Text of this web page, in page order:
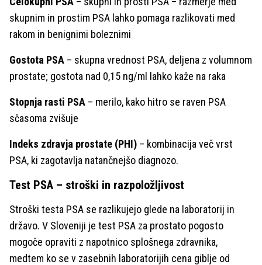
skupnim in prostim PSA lahko pomaga razlikovati med
rakom in benignimi boleznimi
Gostota PSA – skupna vrednost PSA, deljena z volumnom
prostate; gostota nad 0,15 ng/ml lahko kaže na raka
Stopnja rasti PSA – merilo, kako hitro se raven PSA
sčasoma zvišuje
Indeks zdravja prostate (PHI) – kombinacija več vrst
PSA, ki zagotavlja natančnejšo diagnozo.
Test PSA – stroški in razpoložljivost
Stroški testa PSA se razlikujejo glede na laboratorij in
državo. V Sloveniji je test PSA za prostato pogosto
mogoče opraviti z napotnico splošnega zdravnika,
medtem ko se v zasebnih laboratorijih cena giblje od